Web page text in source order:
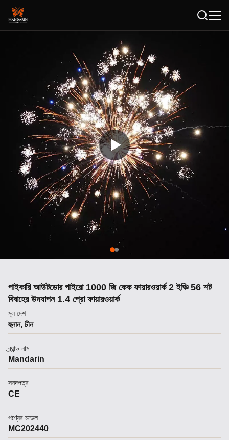
পাইকারি আউটডোর পাইরো 1000 জি কেক ফায়ারওয়ার্ক 2 ইঞ্চি 56 শট
বিবাহের উদযাপন 1.4 প্রো ফায়ারওয়ার্ক
মূল দেশ
হুনান, চীন
ব্র্যান্ড নাম
Mandarin
সনদপত্র
CE
পণ্যের মডেল
MC202440